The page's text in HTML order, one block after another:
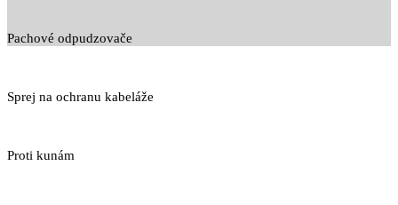
Pachové odpudzovače
Sprej na ochranu kabeláže
Proti kunám